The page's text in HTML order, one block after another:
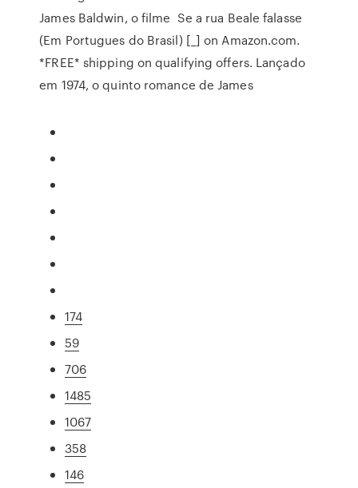
James Baldwin, o filme Se a rua Beale falasse
(Em Portugues do Brasil) [_] on Amazon.com.
*FREE* shipping on qualifying offers. Lançado
em 1974, o quinto romance de James
174
59
706
1485
1067
358
146